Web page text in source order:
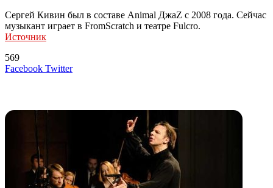
Сергей Кивин был в составе Animal ДжаZ с 2008 года. Сейчас
музыкант играет в FromScratch и театре Fulcro.
Источник
569
Facebook TwitterLinkedIn
Tumblr
Reddit
Вконтакте
Одноклассники
Skype
Messenger
Messenger
WhatsApp
Telegram
Viber
Line
Поделиться
Печатать